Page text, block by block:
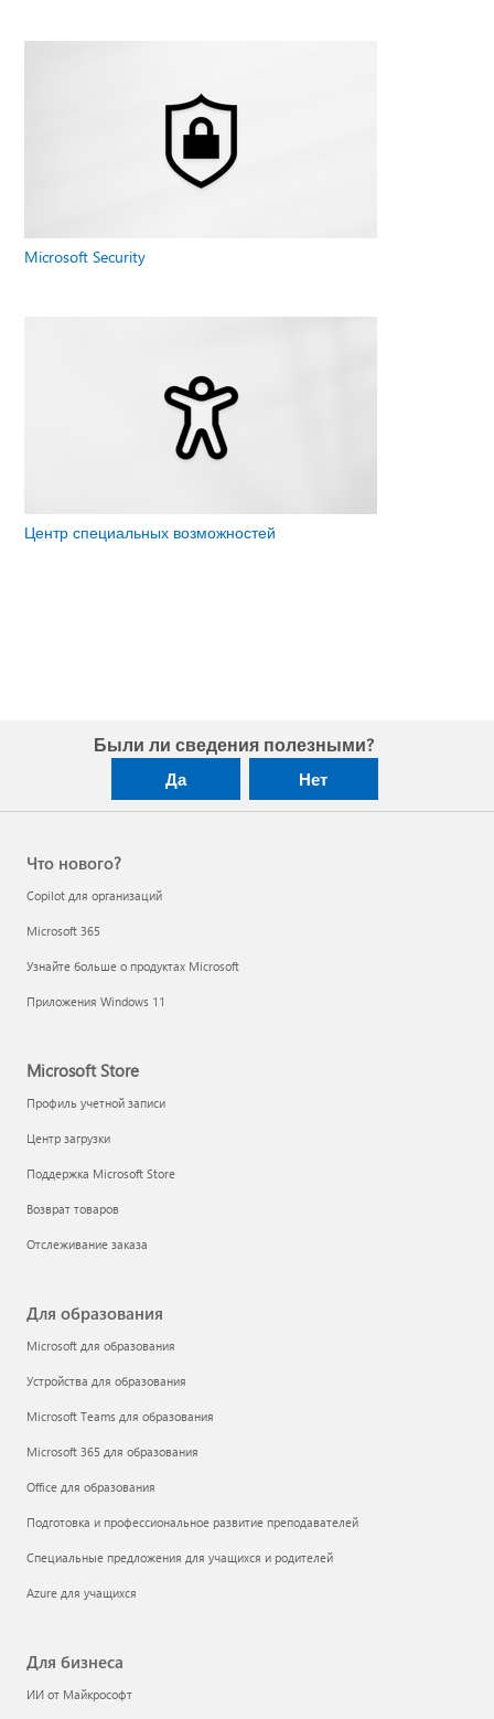
Microsoft Security
Центр специальных возможностей
Были ли сведения полезными?
Да Нет
Что нового?
Copilot для организаций
Microsoft 365
Узнайте больше о продуктах Microsoft
Приложения Windows 11
Microsoft Store
Профиль учетной записи
Центр загрузки
Поддержка Microsoft Store
Возврат товаров
Отслеживание заказа
Для образования
Microsoft для образования
Устройства для образования
Microsoft Teams для образования
Microsoft 365 для образования
Office для образования
Подготовка и профессиональное развитие преподавателей
Специальные предложения для учащихся и родителей
Azure для учащихся
Для бизнеса
ИИ от Майкрософт